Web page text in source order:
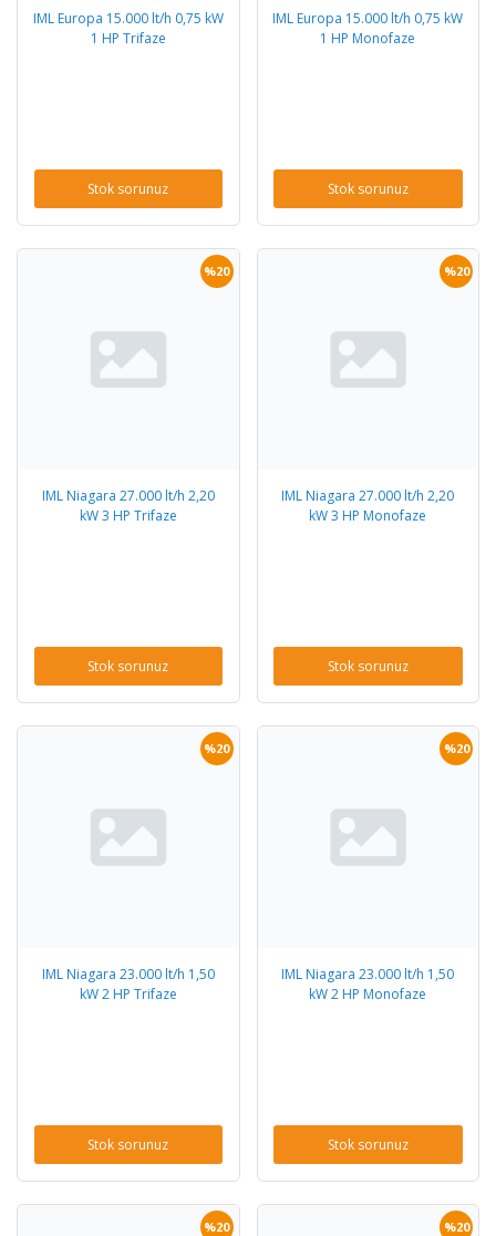
IML Europa 15.000 lt/h 0,75 kW
1 HP Trifaze
Stok sorunuz
IML Europa 15.000 lt/h 0,75 kW
1 HP Monofaze
Stok sorunuz
%20
IML Niagara 27.000 lt/h 2,20
kW 3 HP Trifaze
Stok sorunuz
%20
IML Niagara 27.000 lt/h 2,20
kW 3 HP Monofaze
Stok sorunuz
%20
IML Niagara 23.000 lt/h 1,50
kW 2 HP Trifaze
Stok sorunuz
%20
IML Niagara 23.000 lt/h 1,50
kW 2 HP Monofaze
Stok sorunuz
%20 %20